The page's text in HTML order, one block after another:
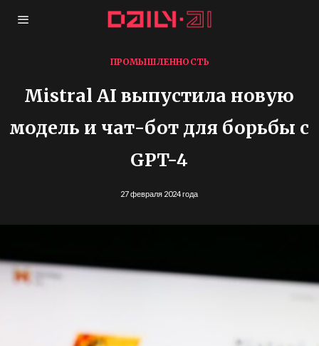
ПРОМЫШЛЕННОСТЬ
Mistral AI выпустила новую
модель и чат-бот для борьбы с
GPT-4
27 февраля 2024 года